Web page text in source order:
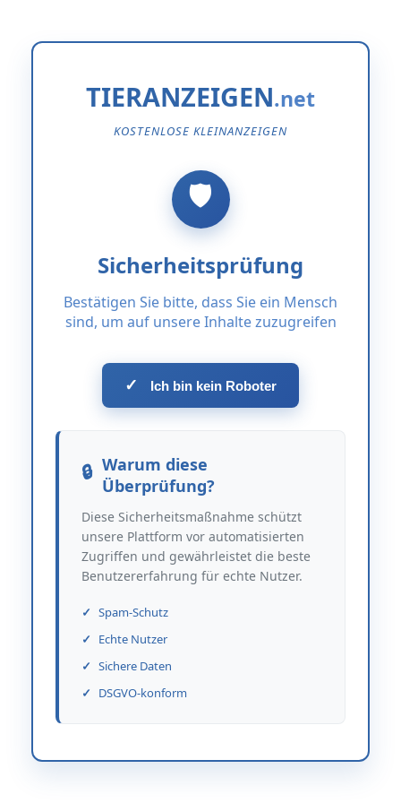
TIERANZEIGEN
KOSTENLOSE KLEINANZEIGEN
Sicherheitsprüfung
Bestätigen Sie bitte, dass Sie ein Mensch
sind, um auf unsere Inhalte zuzugreifen
✓ Ich bin kein Roboter
Warum diese
Überprüfung?
Diese Sicherheitsmaßnahme schützt
unsere Plattform vor automatisierten
Zugriffen und gewährleistet die beste
Benutzererfahrung für echte Nutzer.
Spam-Schutz
Echte Nutzer
Sichere Daten
DSGVO-konform